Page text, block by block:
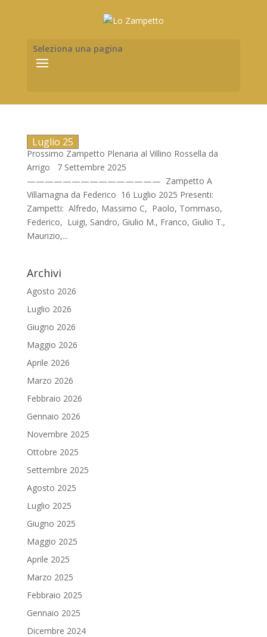
Seleziona una pagina
Luglio 25
Prossimo Zampetto Plenaria al Villino Rossella da
Arrigo 7 Settembre 2025
——————————————— Zampetto A
Villamagna da Federico 16 Luglio 2025 Presenti:
Zampetti: Alfredo, Massimo C, Paolo, Tommaso,
Federico, Luigi, Sandro, Giulio M., Franco, Giulio T.,
Maurizio,...
Archivi
Agosto 2026
Luglio 2026
Giugno 2026
Maggio 2026
Aprile 2026
Marzo 2026
Febbraio 2026
Gennaio 2026
Novembre 2025
Ottobre 2025
Settembre 2025
Agosto 2025
Luglio 2025
Giugno 2025
Maggio 2025
Aprile 2025
Marzo 2025
Febbraio 2025
Gennaio 2025
Dicembre 2024